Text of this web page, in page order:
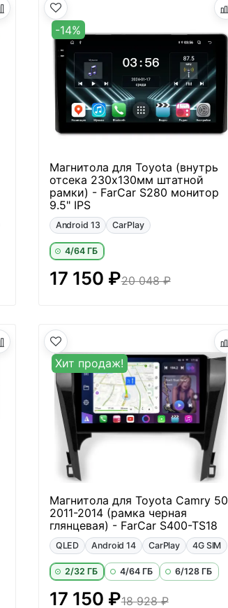
-14%
Магнитола для Toyota (внутрь
отсека 230х130мм штатной
рамки) - FarCar S280 монитор
9.5" IPS
Android 13 CarPlay
4/64 ГБ
20 048 ₽
17 150 ₽
Хит продаж!
Магнитола для Toyota Camry 50
2011-2014 (рамка черная
глянцевая) - FarCar S400-TS18
QLED Android 14 CarPlay 4G SIM
2/32 ГБ 4/64 ГБ 6/128 ГБ
17 150 ₽18 928 ₽